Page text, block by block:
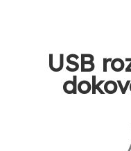
USB